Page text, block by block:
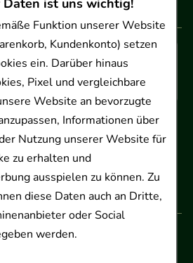
Funktion unserer Website
Kundenkonto) setzen
ein. Darüber hinaus
Pixel und vergleichbare
Website an bevorzugte
Informationen über
Nutzung unserer Website für
zu erhalten und
ausspielen zu können. Zu
diese Daten auch an Dritte,
oder Social
werden.
bis 17.00 Uhr